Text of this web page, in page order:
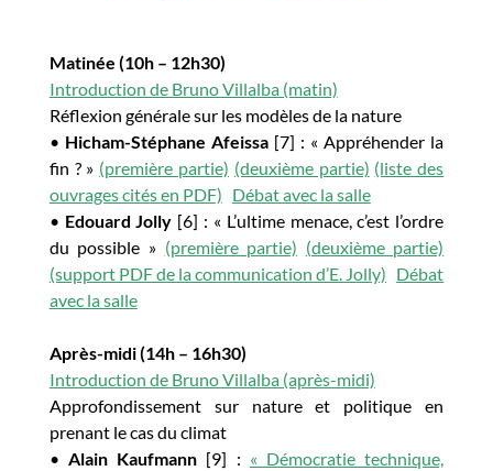
Matinée (10h – 12h30)
Introduction de Bruno Villalba (matin)
Réflexion générale sur les modèles de la nature
• Hicham-Stéphane Afeissa[7] : « Appréhender la
fin ? » (première partie) (deuxième partie) (liste des
ouvrages cités en PDF) Débat avec la salle
• Edouard Jolly [6] : « L’ultime menace, c’est l’ordre
du possible » (première partie) (deuxième partie)
(support PDF de la communication d’E. Jolly) Débat
avec la salle
Après-midi (14h – 16h30)
Introduction de Bruno Villalba (après-midi)
Approfondissement sur nature et politique en
prenant le cas du climat
• Alain Kaufmann [9] : « Démocratie technique,